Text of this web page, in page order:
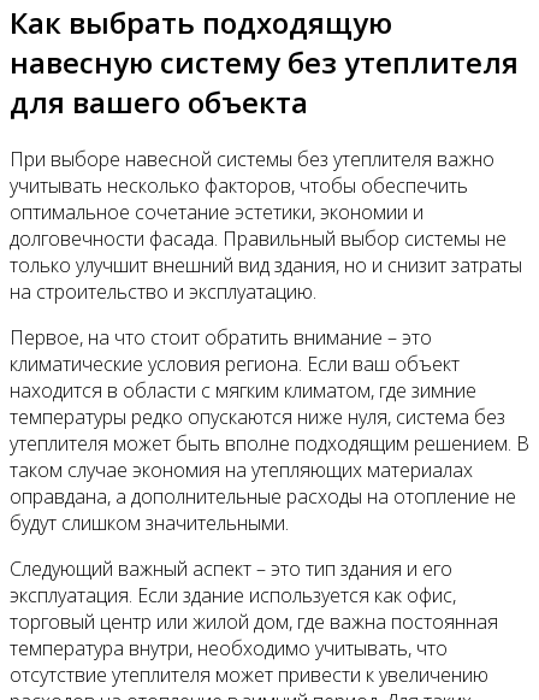
Как выбрать подходящую
навесную систему без утеплителя
для вашего объекта
При выборе навесной системы без утеплителя важно
учитывать несколько факторов, чтобы обеспечить
оптимальное сочетание эстетики, экономии и
долговечности фасада. Правильный выбор системы не
только улучшит внешний вид здания, но и снизит затраты
на строительство и эксплуатацию.
Первое, на что стоит обратить внимание – это
климатические условия региона. Если ваш объект
находится в области с мягким климатом, где зимние
температуры редко опускаются ниже нуля, система без
утеплителя может быть вполне подходящим решением. В
таком случае экономия на утепляющих материалах
оправдана, а дополнительные расходы на отопление не
будут слишком значительными.
Следующий важный аспект – это тип здания и его
эксплуатация. Если здание используется как офис,
торговый центр или жилой дом, где важна постоянная
температура внутри, необходимо учитывать, что
отсутствие утеплителя может привести к увеличению